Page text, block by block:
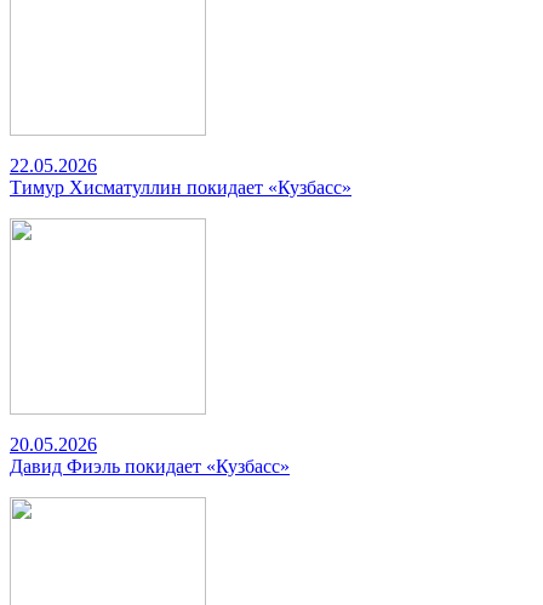
22.05.2026
Тимур Хисматуллин покидает «Кузбасс»
20.05.2026
Давид Фиэль покидает «Кузбасс»